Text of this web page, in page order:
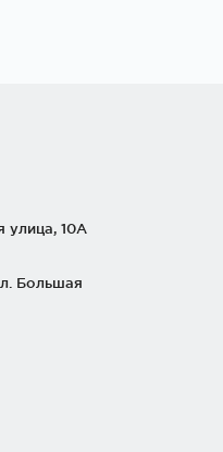
улица, 10А
Большая